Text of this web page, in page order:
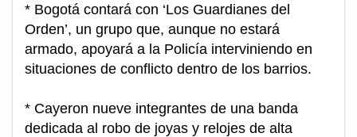
* Bogotá contará con ‘Los Guardianes del
Orden’, un grupo que, aunque no estará
armado, apoyará a la Policía interviniendo en
situaciones de conflicto dentro de los barrios.
* Cayeron nueve integrantes de una banda
dedicada al robo de joyas y relojes de alta